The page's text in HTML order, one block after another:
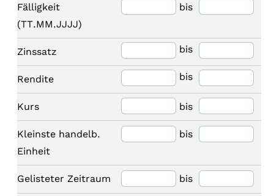
Fälligkeit
(TT.MM.JJJJ)
bis
Zinssatz bis
Rendite bis
Kurs bis
Kleinste handelb.
Einheit
bis
Gelisteter Zeitraum bis